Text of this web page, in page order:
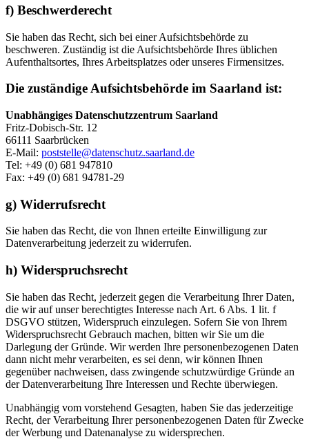
f) Beschwerderecht
Sie haben das Recht, sich bei einer Aufsichtsbehörde zu
beschweren. Zuständig ist die Aufsichtsbehörde Ihres üblichen
Aufenthaltsortes, Ihres Arbeitsplatzes oder unseres Firmensitzes.
Die zuständige Aufsichtsbehörde im Saarland ist:
Unabhängiges Datenschutzzentrum Saarland
Fritz-Dobisch-Str. 12
66111 Saarbrücken
E-Mail: poststelle@datenschutz.saarland.de
Tel: +49 (0) 681 947810
Fax: +49 (0) 681 94781-29
g) Widerrufsrecht
Sie haben das Recht, die von Ihnen erteilte Einwilligung zur
Datenverarbeitung jederzeit zu widerrufen.
h) Widerspruchsrecht
Sie haben das Recht, jederzeit gegen die Verarbeitung Ihrer Daten,
die wir auf unser berechtigtes Interesse nach Art. 6 Abs. 1 lit. f
DSGVO stützen, Widerspruch einzulegen. Sofern Sie von Ihrem
Widerspruchsrecht Gebrauch machen, bitten wir Sie um die
Darlegung der Gründe. Wir werden Ihre personenbezogenen Daten
dann nicht mehr verarbeiten, es sei denn, wir können Ihnen
gegenüber nachweisen, dass zwingende schutzwürdige Gründe an
der Datenverarbeitung Ihre Interessen und Rechte überwiegen.
Unabhängig vom vorstehend Gesagten, haben Sie das jederzeitige
Recht, der Verarbeitung Ihrer personenbezogenen Daten für Zwecke
der Werbung und Datenanalyse zu widersprechen.